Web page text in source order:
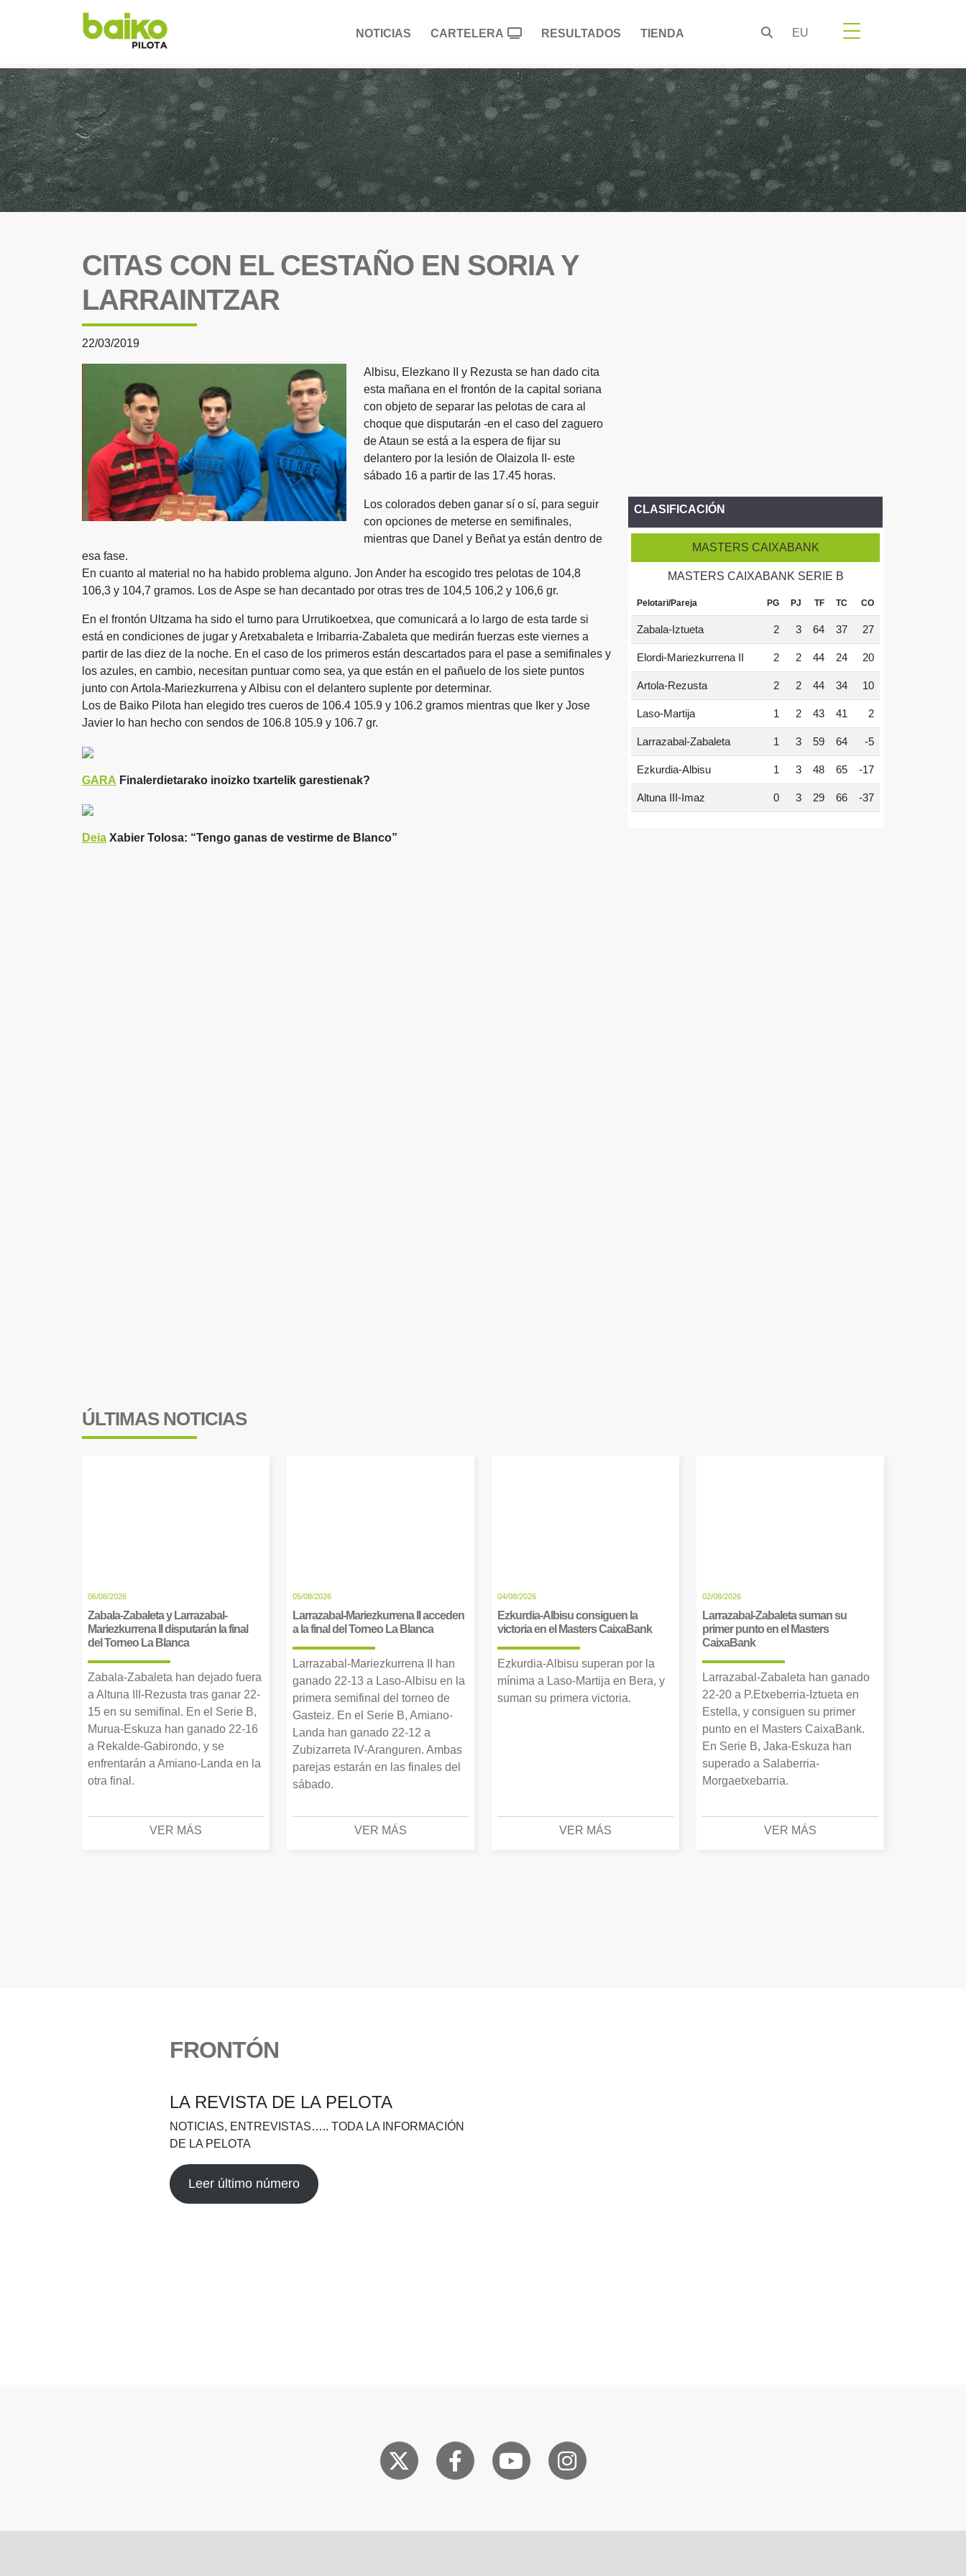
NOTICIAS CARTELERA RESULTADOS TIENDA EU
CITAS CON EL CESTAÑO EN SORIA Y
LARRAINTZAR
22/03/2019
Albisu, Elezkano II y Rezusta se han dado cita
esta mañana en el frontón de la capital soriana
con objeto de separar las pelotas de cara al
choque que disputarán -en el caso del zaguero
de Ataun se está a la espera de fijar su
delantero por la lesión de Olaizola II- este
sábado 16 a partir de las 17.45 horas.
Los colorados deben ganar sí o sí, para seguir
con opciones de meterse en semifinales,
mientras que Danel y Beñat ya están dentro de
esa fase.
En cuanto al material no ha habido problema alguno. Jon Ander ha escogido tres pelotas de 104,8
106,3 y 104,7 gramos. Los de Aspe se han decantado por otras tres de 104,5 106,2 y 106,6 gr.
En el frontón Ultzama ha sido el turno para Urrutikoetxea, que comunicará a lo largo de esta tarde si
está en condiciones de jugar y Aretxabaleta e Irribarria-Zabaleta que medirán fuerzas este viernes a
partir de las diez de la noche. En el caso de los primeros están descartados para el pase a semifinales y
los azules, en cambio, necesitan puntuar como sea, ya que están en el pañuelo de los siete puntos
junto con Artola-Mariezkurrena y Albisu con el delantero suplente por determinar.
Los de Baiko Pilota han elegido tres cueros de 106.4 105.9 y 106.2 gramos mientras que Iker y Jose
Javier lo han hecho con sendos de 106.8 105.9 y 106.7 gr.
GARA Finalerdietarako inoizko txartelik garestienak?
Deia Xabier Tolosa: “Tengo ganas de vestirme de Blanco”
CLASIFICACIÓN
MASTERS CAIXABANK
MASTERS CAIXABANK SERIE B
Pelotari/Pareja PG PJ TF TC CO
Zabala-Iztueta 2 3 64 37 27
Elordi-Mariezkurrena II 2 2 44 24 20
Artola-Rezusta 2 2 44 34 10
Laso-Martija 1 2 43 41 2
Larrazabal-Zabaleta 1 3 59 64 -5
Ezkurdia-Albisu 1 3 48 65 -17
Altuna III-Imaz 0 3 29 66 -37
ÚLTIMAS NOTICIAS
06/08/2026
Zabala-Zabaleta y Larrazabal-
Mariezkurrena II disputarán la final
del Torneo La Blanca
Zabala-Zabaleta han dejado fuera
a Altuna III-Rezusta tras ganar 22-
15 en su semifinal. En el Serie B,
Murua-Eskuza han ganado 22-16
a Rekalde-Gabirondo, y se
enfrentarán a Amiano-Landa en la
otra final.
VER MÁS
05/08/2026
Larrazabal-Mariezkurrena II acceden
a la final del Torneo La Blanca
Larrazabal-Mariezkurrena II han
ganado 22-13 a Laso-Albisu en la
primera semifinal del torneo de
Gasteiz. En el Serie B, Amiano-
Landa han ganado 22-12 a
Zubizarreta IV-Aranguren. Ambas
parejas estarán en las finales del
sábado.
VER MÁS
04/08/2026
Ezkurdia-Albisu consiguen la
victoria en el Masters CaixaBank
Ezkurdia-Albisu superan por la
mínima a Laso-Martija en Bera, y
suman su primera victoria.
VER MÁS
02/08/2026
Larrazabal-Zabaleta suman su
primer punto en el Masters
CaixaBank
Larrazabal-Zabaleta han ganado
22-20 a P.Etxeberria-Iztueta en
Estella, y consiguen su primer
punto en el Masters CaixaBank.
En Serie B, Jaka-Eskuza han
superado a Salaberria-
Morgaetxebarria.
VER MÁS
FRONTÓN
LA REVISTA DE LA PELOTA
NOTICIAS, ENTREVISTAS….. TODA LA INFORMACIÓN
DE LA PELOTA
Leer último número